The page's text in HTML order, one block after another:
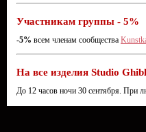
Участникам группы - 5%
-5% всем членам сообщества
На все изделия Studio
До 12 часов ночи 30 сентября. При